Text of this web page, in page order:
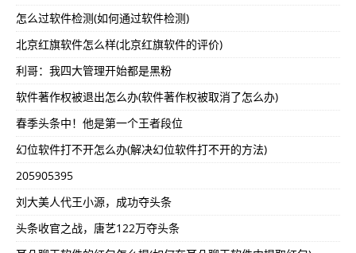
怎么过软件检测(如何通过软件检测)
北京红旗软件怎么样(北京红旗软件的评价)
利哥：我四大管理开始都是黑粉
软件著作权被退出怎么办(软件著作权被取消了怎么办)
春季头条中！他是第一个王者段位
幻位软件打不开怎么办(解决幻位软件打不开的方法)
205905395
刘大美人代王小源，成功夺头条
头条收官之战，唐艺122万夺头条